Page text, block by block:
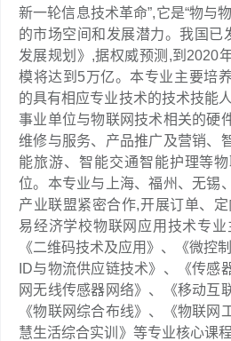
新一轮信息技术革命”,它是“物与
的市场空间和发展潜力。我国已
发展规划》,据权威预测,到2020
模将达到5万亿。本专业主要培
的具有相应专业技术的技术技能
事业单位与物联网技术相关的硬
维修与服务、产品推广及营销、
能旅游、智能交通智能护理等
位。本专业与上海、福州、无锡
产业联盟紧密合作,开展订单、
易经济学校物联网应用技术专
《二维码技术及应用》、《微控
ID与物流供应链技术》、《传感
网无线传感器网络》、《移动互
《物联网综合布线》、《物联网
慧生活综合实训》等专业核心课